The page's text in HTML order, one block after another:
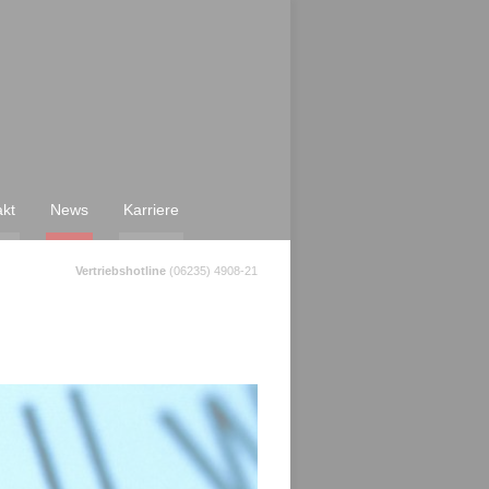
News Karriere
Vertriebshotline (06235) 4908-21